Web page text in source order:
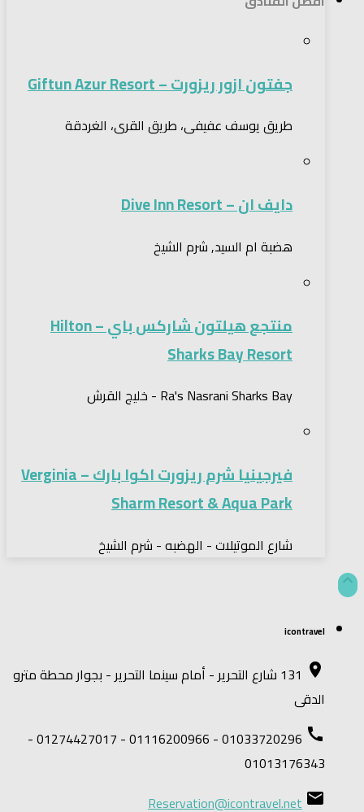
جفتون ازور ريزورت – Giftun Azur Resort
طريق يوسف عفيفى، طريق القرى، الغردقة
دايف ان – Dive Inn Resort
هضبة ام السيد, شرم الشيخ
منتجع هيلتون شاركس باي – Hilton
Sharks Bay Resort
Ra's Nasrani Sharks Bay - خليج القرش
فيرجينيا شرم ريزورت اكوا بارك – Verginia
Sharm Resort & Aqua Park
شارع الموتيلات - الهضبه - شرم الشيخ

icontravel
place
131 شارع التحرير - أمام سينما التحرير - بجوار محطة مترو
الدقى
call
01033720296 - 01116200966 - 01274427017 -
01013176343
email
Reservation@icontravel.net